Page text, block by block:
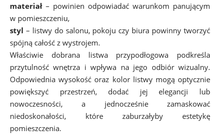
materiał – powinien odpowiadać warunkom panującym
w pomieszczeniu,
styl – listwy do salonu, pokoju czy biura powinny tworzyć
spójną całość z wystrojem.
Właściwie dobrana listwa przypodłogowa podkreśla
przytulność wnętrza i wpływa na jego odbiór wizualny.
Odpowiednia wysokość oraz kolor listwy mogą optycznie
powiększyć przestrzeń, dodać jej elegancji lub
nowoczesności, a jednocześnie zamaskować
niedoskonałości, które zaburzałyby estetykę
pomieszczenia.